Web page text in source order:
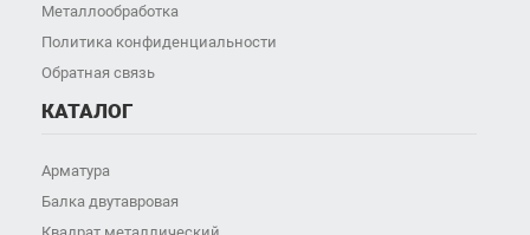
Металлообработка
Политика конфиденциальности
Обратная связь
КАТАЛОГ
Арматура
Балка двутавровая